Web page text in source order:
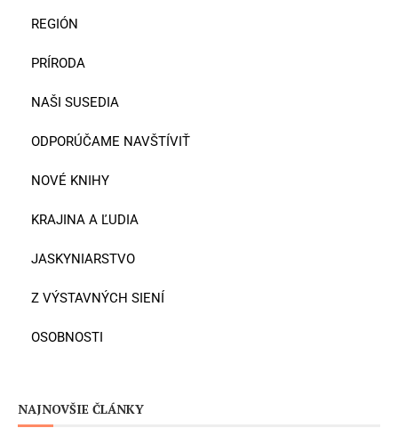
REGIÓN
PRÍRODA
NAŠI SUSEDIA
ODPORÚČAME NAVŠTÍVIŤ
NOVÉ KNIHY
KRAJINA A ĽUDIA
JASKYNIARSTVO
Z VÝSTAVNÝCH SIENÍ
OSOBNOSTI
NAJNOVŠIE ČLÁNKY